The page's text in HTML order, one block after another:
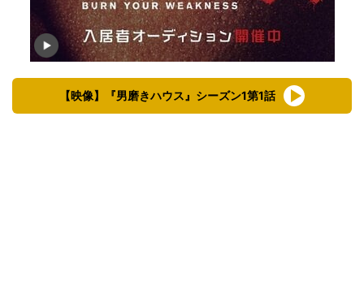
【映像】『男磨きハウス』シーズン1第1話